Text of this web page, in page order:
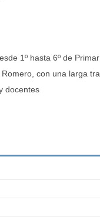
1º hasta 6º de
con una larga
docentes